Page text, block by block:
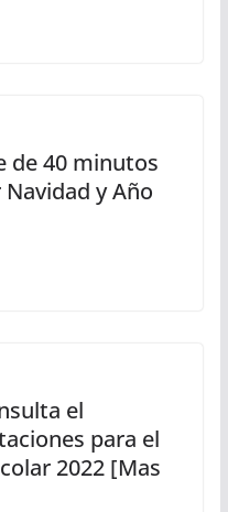
de 40 minutos
y Año
el
para el
2022 [Mas